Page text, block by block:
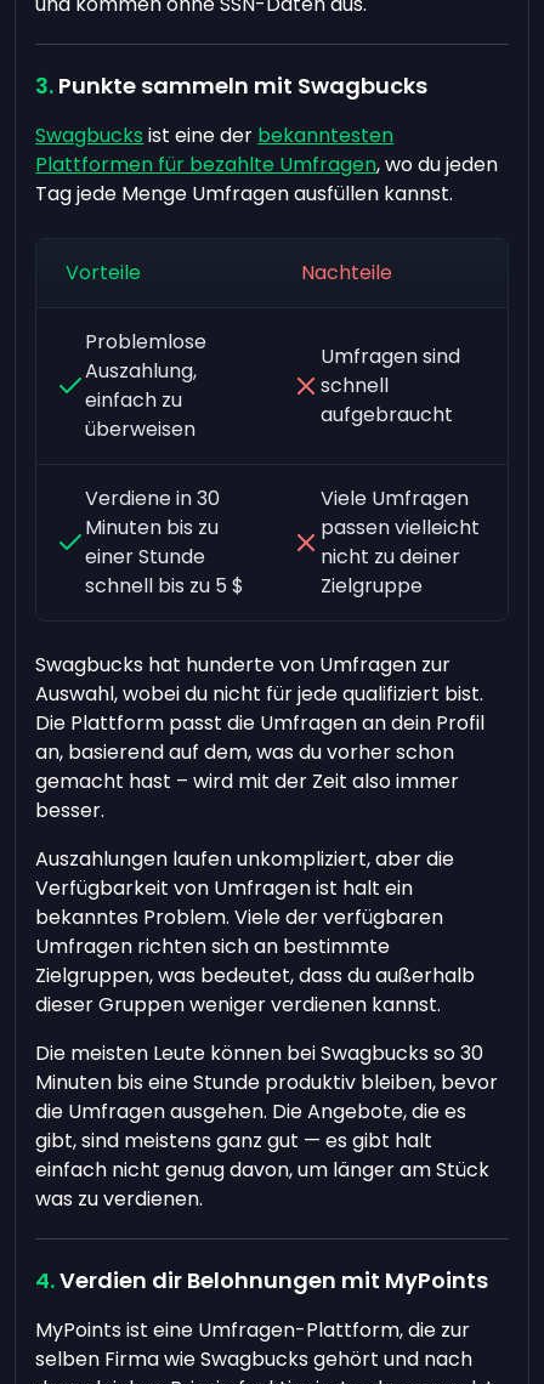
Punkte sammeln mit Swagbucks
Swagbucks ist eine der bekanntesten
Plattformen für bezahlte Umfragen, wo du jeden
Tag jede Menge Umfragen ausfüllen kannst.
Vorteile Nachteile
Problemlose
Auszahlung,
einfach zu
überweisen
Umfragen sind
schnell
aufgebraucht
Verdiene in 30
Minuten bis zu
einer Stunde
schnell bis zu 5 $
Viele Umfragen
passen vielleicht
nicht zu deiner
Zielgruppe
Swagbucks hat hunderte von Umfragen zur
Auswahl, wobei du nicht für jede qualifiziert bist.
Die Plattform passt die Umfragen an dein Profil
an, basierend auf dem, was du vorher schon
gemacht hast – wird mit der Zeit also immer
besser.
Auszahlungen laufen unkompliziert, aber die
Verfügbarkeit von Umfragen ist halt ein
bekanntes Problem. Viele der verfügbaren
Umfragen richten sich an bestimmte
Zielgruppen, was bedeutet, dass du außerhalb
dieser Gruppen weniger verdienen kannst.
Die meisten Leute können bei Swagbucks so 30
Minuten bis eine Stunde produktiv bleiben, bevor
die Umfragen ausgehen. Die Angebote, die es
gibt, sind meistens ganz gut — es gibt halt
einfach nicht genug davon, um länger am Stück
was zu verdienen.
Verdien dir Belohnungen mit MyPoints
MyPoints ist eine Umfragen-Plattform, die zur
selben Firma wie Swagbucks gehört und nach